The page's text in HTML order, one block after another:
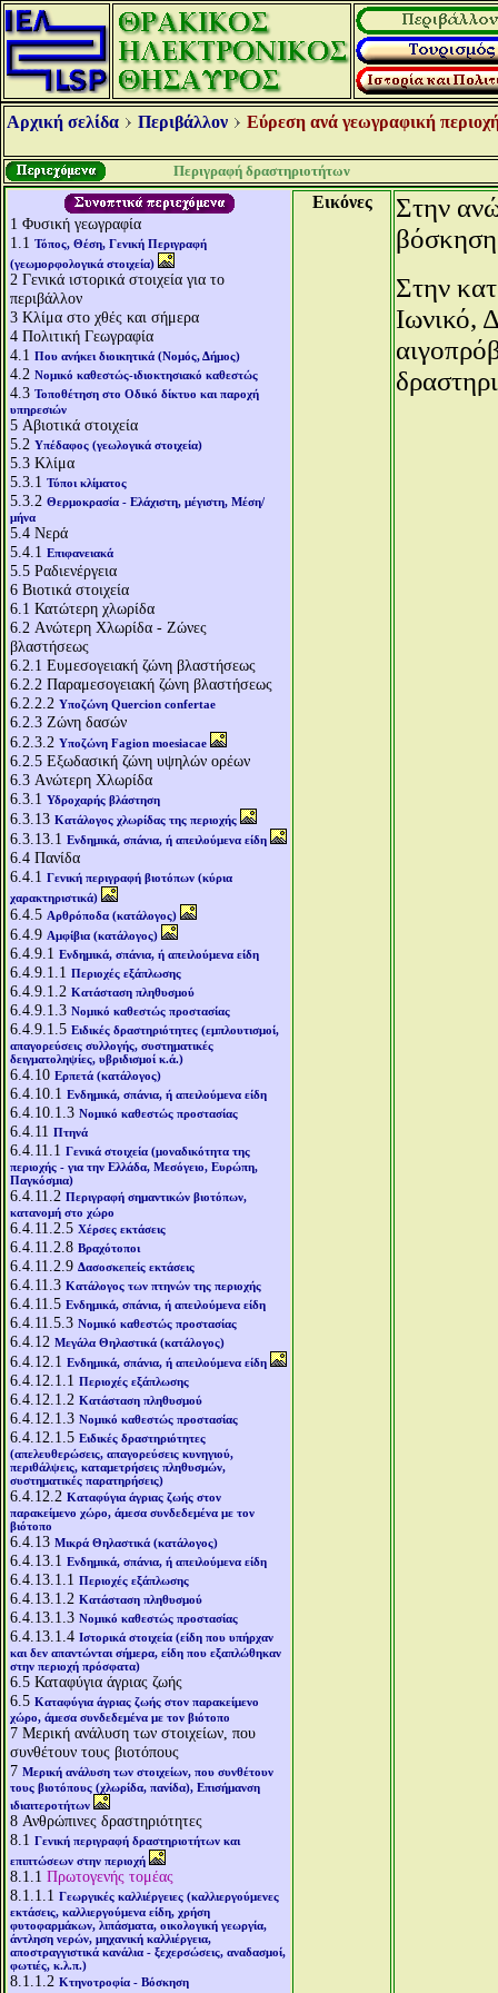
Αρχική σελίδα Περιβάλλον Εύρεση ανά γεωγραφική
Περιγραφή δραστηριοτήτων
1 Φυσική γεωγραφία
1.1 Τόπος, Θέση, Γενική Περιγραφή
(γεωμορφολογικά στοιχεία)
2 Γενικά ιστορικά στοιχεία για το
περιβάλλον
3 Κλίμα στο χθές και σήμερα
4 Πολιτική Γεωγραφία
4.1 Που ανήκει διοικητικά (Νομός, Δήμος)
4.2 Νομικό καθεστώς-ιδιοκτησιακό καθεστώς
4.3 Τοποθέτηση στο Οδικό δίκτυο και παροχή
υπηρεσιών
5 Αβιοτικά στοιχεία
5.2 Υπέδαφος (γεωλογικά στοιχεία)
5.3 Κλίμα
5.3.1 Τύποι κλίματος
5.3.2 Θερμοκρασία - Ελάχιστη, μέγιστη, Μέση/
μήνα
5.4 Νερά
5.4.1 Επιφανειακά
5.5 Ραδιενέργεια
6 Βιοτικά στοιχεία
6.1 Κατώτερη χλωρίδα
6.2 Aνώτερη Χλωρίδα - Ζώνες
βλαστήσεως
6.2.1 Ευμεσογειακή ζώνη βλαστήσεως
6.2.2 Παραμεσογειακή ζώνη βλαστήσεως
6.2.2.2 Υποζώνη Quercion confertae
6.2.3 Ζώνη δασών
6.2.3.2 Υποζώνη Fagion moesiacae
6.2.5 Εξωδασική ζώνη υψηλών ορέων
6.3 Aνώτερη Χλωρίδα
6.3.1 Υδροχαρής βλάστηση
6.3.13 Κατάλογος χλωρίδας της περιοχής
6.3.13.1 Ενδημικά, σπάνια, ή απειλούμενα είδη
6.4 Πανίδα
6.4.1 Γενική περιγραφή βιοτόπων (κύρια
χαρακτηριστικά)
6.4.5 Αρθρόποδα (κατάλογος)
6.4.9 Αμφίβια (κατάλογος)
6.4.9.1 Ενδημικά, σπάνια, ή απειλούμενα είδη
6.4.9.1.1 Περιοχές εξάπλωσης
6.4.9.1.2 Κατάσταση πληθυσμού
6.4.9.1.3 Νομικό καθεστώς προστασίας
6.4.9.1.5 Ειδικές δραστηριότητες (εμπλουτισμοί,
απαγορεύσεις συλλογής, συστηματικές
δειγματοληψίες, υβριδισμοί κ.ά.)
6.4.10 Ερπετά (κατάλογος)
6.4.10.1 Ενδημικά, σπάνια, ή απειλούμενα είδη
6.4.10.1.3 Νομικό καθεστώς προστασίας
6.4.11 Πτηνά
6.4.11.1 Γενικά στοιχεία (μοναδικότητα της
περιοχής - για την Ελλάδα, Μεσόγειο, Ευρώπη,
Παγκόσμια)
6.4.11.2 Περιγραφή σημαντικών βιοτόπων,
κατανομή στο χώρο
6.4.11.2.5 Χέρσες εκτάσεις
6.4.11.2.8 Βραχότοποι
6.4.11.2.9 Δασοσκεπείς εκτάσεις
6.4.11.3 Κατάλογος των πτηνών της περιοχής
6.4.11.5 Ενδημικά, σπάνια, ή απειλούμενα είδη
6.4.11.5.3 Νομικό καθεστώς προστασίας
6.4.12 Μεγάλα Θηλαστικά (κατάλογος)
6.4.12.1 Ενδημικά, σπάνια, ή απειλούμενα είδη
6.4.12.1.1 Περιοχές εξάπλωσης
6.4.12.1.2 Κατάσταση πληθυσμού
6.4.12.1.3 Νομικό καθεστώς προστασίας
6.4.12.1.5 Ειδικές δραστηριότητες
(απελευθερώσεις, απαγορεύσεις κυνηγιού,
περιθάλψεις, καταμετρήσεις πληθυσμών,
συστηματικές παρατηρήσεις)
6.4.12.2 Καταφύγια άγριας ζωής στον
παρακείμενο χώρο, άμεσα συνδεδεμένα με τον
βιότοπο
6.4.13 Μικρά Θηλαστικά (κατάλογος)
6.4.13.1 Ενδημικά, σπάνια, ή απειλούμενα είδη
6.4.13.1.1 Περιοχές εξάπλωσης
6.4.13.1.2 Κατάσταση πληθυσμού
6.4.13.1.3 Νομικό καθεστώς προστασίας
6.4.13.1.4 Ιστορικά στοιχεία (είδη που υπήρχαν
και δεν απαντώνται σήμερα, είδη που εξαπλώθηκαν
στην περιοχή πρόσφατα)
6.5 Καταφύγια άγριας ζωής
6.5 Καταφύγια άγριας ζωής στον παρακείμενο
χώρο, άμεσα συνδεδεμένα με τον βιότοπο
7 Μερική ανάλυση των στοιχείων, που
συνθέτουν τους βιοτόπους
7 Μερική ανάλυση των στοιχείων, που συνθέτουν
τους βιοτόπους (χλωρίδα, πανίδα), Επισήμανση
ιδιαιτεροτήτων
8 Ανθρώπινες δραστηριότητες
8.1 Γενική περιγραφή δραστηριοτήτων και
επιπτώσεων στην περιοχή
8.1.1 Πρωτογενής τομέας
8.1.1.1 Γεωργικές καλλιέργειες (καλλιεργούμενες
εκτάσεις, καλλιεργούμενα είδη, χρήση
φυτοφαρμάκων, λιπάσματα, οικολογική γεωργία,
άντληση νερών, μηχανική καλλιέργεια,
αποστραγγιστικά κανάλια - ξεχερσώσεις, αναδασμοί,
φωτιές, κ.λ.π.)
8.1.1.2 Κτηνοτροφία - Βόσκηση
Εικόνες
Στην
Στην
Ιωνικό,